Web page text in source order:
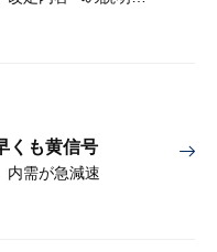
くも黄信号
内需が急減速